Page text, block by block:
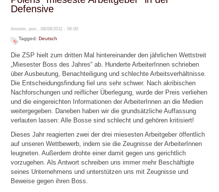
Defensive
Anonim, pon., 08/08/2011 - 06:00
Tagged:Deutsch
Die ZSP hielt zum dritten Mal hintereinander den jährlichen Wettstreit
„Miesester Boss des Jahres“ ab. Hunderte ArbeiterInnen schrieben
über Ausbeutung, Benachteiligung und schlechte Arbeitsverhältnisse.
Die Entscheidungsfindung fiel uns sehr schwer. Nach akribischen
Nachforschungen und reiflicher Überlegung, wurde der Preis verliehen
und die eingereichten Informationen der ArbeiterInnen an die Medien
weitergegeben. Daneben haben wir die grundsätzliche Auffassung
verlauten lassen: Alle Bosse sind schlecht und gehören kritisiert!
Dieses Jahr reagierten zwei der drei miesesten Arbeitgeber öffentlich
auf unseren Wettbewerb, indem sie die Zeugnisse der ArbeiterInnen
leugneten. Außerdem drohte einer damit gegen uns gerichtlich
vorzugehen. Als Antwort schreiben uns immer mehr Beschäftigte
seines Unternehmens und unterstützen uns mit Zeugnisse und
Beweise gegen ihren Boss.